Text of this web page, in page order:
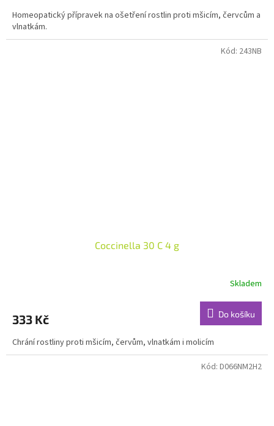
Homeopatický přípravek na ošetření rostlin proti mšicím, červcům a
vlnatkám.
Coccinella 30 C 4 g
Skladem
333 Kč Do košíku
Chrání rostliny proti mšicím, červům, vlnatkám i molicím
Kód: 243NB
Kód: D066NM2H2